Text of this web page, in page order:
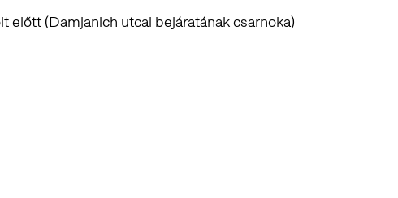
előtt (Damjanich utcai bejáratának csarnoka)